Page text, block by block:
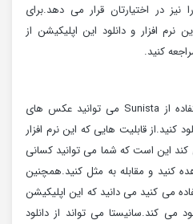
در اختیارتان قرار می دهد.برای
افزار و دانلود این اپلیکیشن از
کنید.
همانطور که گفته شد شما با استفاده از Sunista می توانید عکس های
کنید.از قابلیت هایی که این نرم افزار
کند این است که شما می توانید کسانی
کنید و مقابله به مثل کنید.همچنین
می کنید می دانید که این اپلیکیشن
می کند.سانیستا می تواند از دانلود